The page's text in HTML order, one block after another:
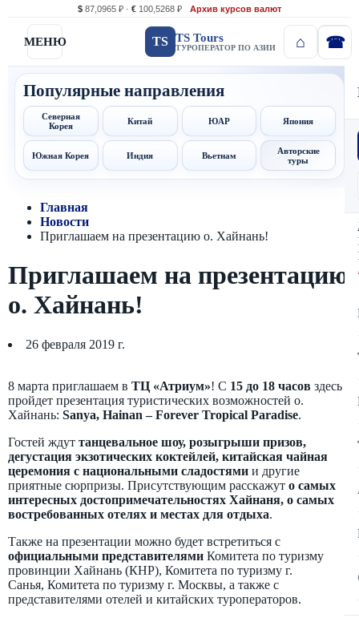
$ 87,0965 ₽ · € 100,5268 ₽ Архив курсов валют
МЕНЮ TS TS Tours
ТУРОПЕРАТОР ПО АЗИИ
Популярные направления
Северная
Корея
Китай ЮАР Япония
Южная Корея Индия Вьетнам
Авторские
туры
Главная
Новости
Приглашаем на презентацию о. Хайнань!
Приглашаем на презентацию
о. Хайнань!
26 февраля 2019 г.
8 марта приглашаем в ТЦ «Атриум»! С 15 до 18 часов здесь
пройдет презентация туристических возможностей о.
Хайнань: Sanya, Hainan – Forever Tropical Paradise.
Гостей ждут танцевальное шоу, розыгрыши призов,
дегустация экзотических коктейлей, китайская чайная
церемония с национальными сладостями и другие
приятные сюрпризы. Присутствующим расскажут о самых
интересных достопримечательностях Хайнаня, о самых
востребованных отелях и местах для отдыха.
Также на презентации можно будет встретиться с
официальными представителями Комитета по туризму
провинции Хайнань (КНР), Комитета по туризму г.
Санья, Комитета по туризму г. Москвы, а также с
представителями отелей и китайских туроператоров.